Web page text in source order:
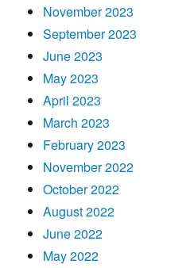
November 2023
September 2023
June 2023
May 2023
April 2023
March 2023
February 2023
November 2022
October 2022
August 2022
June 2022
May 2022